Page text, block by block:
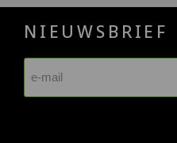
NIEUWSBRIEF